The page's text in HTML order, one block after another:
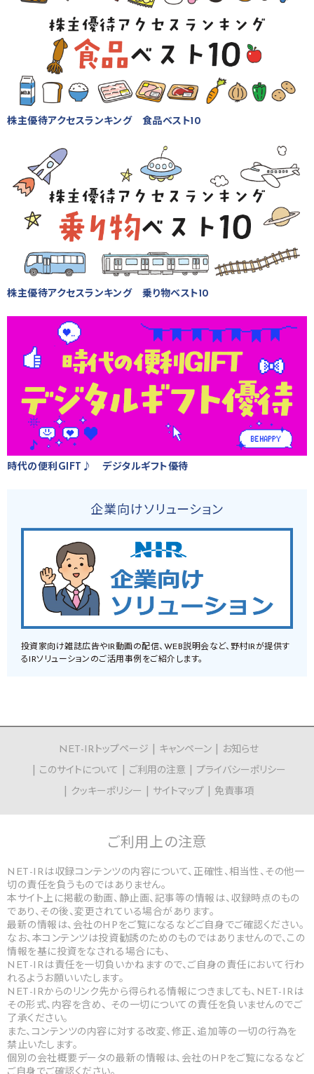
株主優待アクセスランキング 食品ベスト10
株主優待アクセスランキング 乗り物ベスト10
時代の便利GIFT♪ デジタルギフト優待
企業向けソリューション
投資家向け雑誌広告やIR動画の配信、WEB説明会など、野村IRが提供す
るIRソリューションのご活用事例をご紹介します。
NET-IRトップページ キャンペーン
お知らせ
このサイトについて
ご利用の注意
プライバシーポリシー
クッキーポリシー
サイトマップ 免責事項
ご利用上の注意
NET-IRは収録コンテンツの内容について、正確性、相当性、その他一
切の責任を負うものではありません。
本サイト上に掲載の動画、静止画、記事等の情報は、収録時点のもの
であり、その後、変更されている場合があります。
最新の情報は、会社のHPをご覧になるなどご自身でご確認ください。
なお、本コンテンツは投資勧誘のためのものではありませんので、この
情報を基に投資をなされる場合にも、
NET-IRは責任を一切負いかねますので、ご自身の責任において行わ
れるようお願いいたします。
NET-IRからのリンク先から得られる情報につきましても、NET-IRは
その形式、内容を含め、 その一切についての責任を負いませんのでご
了承ください。
また、コンテンツの内容に対する改変、修正、追加等の一切の行為を
禁止いたします。
個別の会社概要データの最新の情報は、会社のHPをご覧になるなど